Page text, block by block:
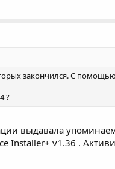
закончился. С
?
выдавала
Installer+ v1.36 .